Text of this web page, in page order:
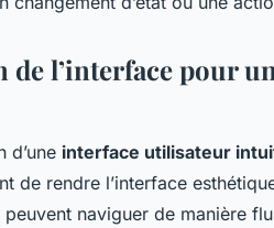
l’interface pour
d’une interface utilisateur
de rendre l’interface
naviguer de manière